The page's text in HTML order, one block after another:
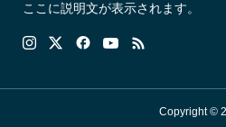
ここに説明文が表示されます。
Copyright ©